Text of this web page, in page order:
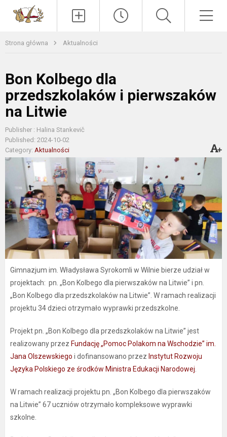
Strona główna Aktualności
Bon Kolbego dla
przedszkolaków i pierwszaków
na Litwie
Publisher : Halina Stankevič
Published: 2024-10-02
Category: Aktualności
Gimnazjum im. Władysława Syrokomli w Wilnie bierze udział w
projektach: pn. „Bon Kolbego dla pierwszaków na Litwie” i pn.
„Bon Kolbego dla przedszkolaków na Litwie”. W ramach realizacji
projektu 34 dzieci otrzymało wyprawki przedszkolne.
Projekt pn. „Bon Kolbego dla przedszkolaków na Litwie” jest
realizowany przez Fundację „Pomoc Polakom na Wschodzie” im.
Jana Olszewskiego i dofinansowano przez Instytut Rozwoju
Języka Polskiego ze środków Ministra Edukacji Narodowej
W ramach realizacji projektu pn. „Bon Kolbego dla pierwszaków
na Litwie” 67 uczniów otrzymało kompleksowe wyprawki
szkolne.